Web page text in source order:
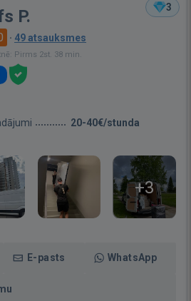
3
P.
· 49 atsauksmes
Pirms 2st. 38 min.
20-40€/stunda
+3
E-pasts WhatsApp